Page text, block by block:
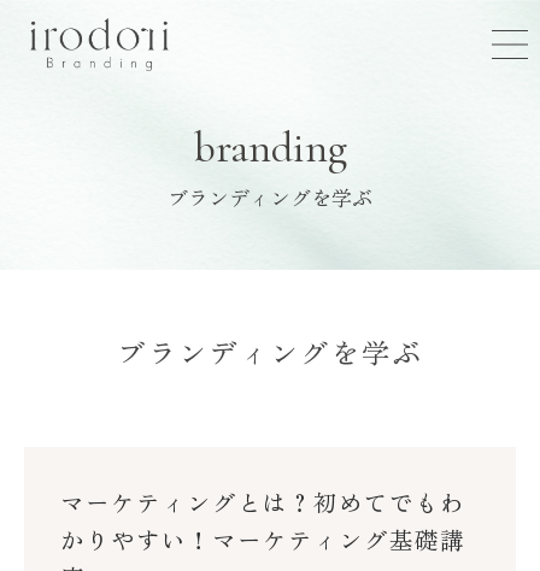
branding
ブランディングを学ぶ
ブランディングを学ぶ
マーケティングとは？初めてでもわ
かりやすい！マーケティング基礎講